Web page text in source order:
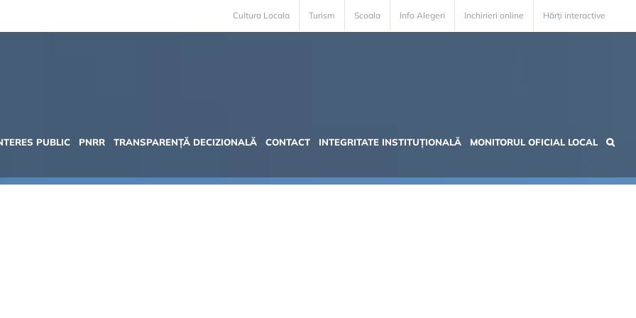
Cultura Locala Turism Scoala Info Alegeri Inchirieri online Hărți interactive
PUBLIC PNRR TRANSPARENȚĂ DECIZIONALĂ CONTACT INTEGRITATE INSTITUȚIONALĂ MONITORUL OFICIAL LOCAL